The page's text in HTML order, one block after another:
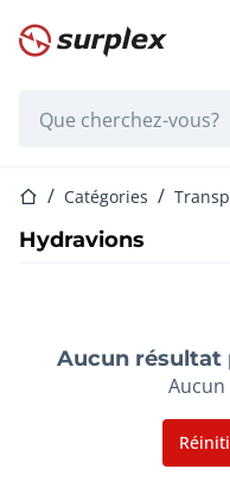
Page d'accueil
Page d'accueil
Catégories
Hydravions
Aucun résultat